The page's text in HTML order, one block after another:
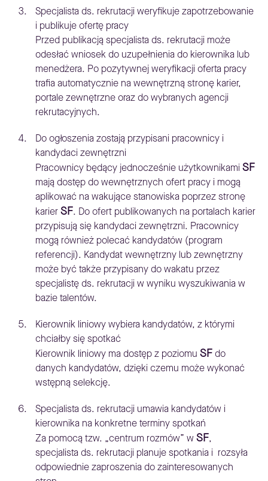
Specjalista ds. rekrutacji weryfikuje zapotrzebowanie
i publikuje ofertę pracy
Przed publikacją specjalista ds. rekrutacji może
odesłać wniosek do uzupełnienia do kierownika lub
menedżera. Po pozytywnej weryfikacji oferta pracy
trafia automatycznie na wewnętrzną stronę karier,
portale zewnętrzne oraz do wybranych agencji
rekrutacyjnych.
Do ogłoszenia zostają przypisani pracownicy i
kandydaci zewnętrzni
Pracownicy będący jednocześnie użytkownikamiSF
mają dostęp do wewnętrznych ofert pracy i mogą
aplikować na wakujące stanowiska poprzez stronę
karierSF. Do ofert publikowanych na portalach karier
przypisują się kandydaci zewnętrzni. Pracownicy
mogą również polecać kandydatów (program
referencji). Kandydat wewnętrzny lub zewnętrzny
może być także przypisany do wakatu przez
specjalistę ds. rekrutacji w wyniku wyszukiwania w
bazie talentów.
Kierownik liniowy wybiera kandydatów, z którymi
chciałby się spotkać
Kierownik liniowy ma dostęp z poziomu SFdo
danych kandydatów, dzięki czemu może wykonać
wstępną selekcję.
Specjalista ds. rekrutacji umawia kandydatów i
kierownika na konkretne terminy spotkań
Za pomocą tzw. „centrum rozmów” wSF,
specjalista ds. rekrutacji planuje spotkania i rozsyła
odpowiednie zaproszenia do zainteresowanych